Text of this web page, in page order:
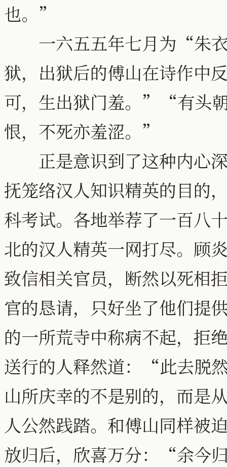
也。”
一六五五年七月为“朱衣
狱，出狱后的傅山在诗作中
可，生出狱门羞。”“有头
恨，不死亦羞涩。”
正是意识到了这种内心深
抚笼络汉人知识精英的目的
科考试。各地举荐了一百
北的汉人精英一网打尽。顾
致信相关官员，断然以死相
官的恳请，只好坐了他们提
的一所荒寺中称病不起，拒
送行的人释然道：“此去脱
山所庆幸的不是别的，而是
人公然践踏。和傅山同样被
放归后，欣喜万分：“余今